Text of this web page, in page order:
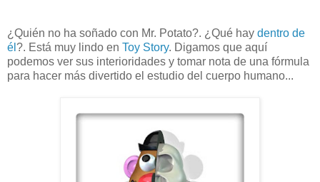
¿Quién no ha soñado con Mr. Potato?. ¿Qué hay dentro de
él ?. Está muy lindo en Toy Story. Digamos que aquí
podemos ver sus interioridades y tomar nota de una fórmula
para hacer más divertido el estudio del cuerpo humano...